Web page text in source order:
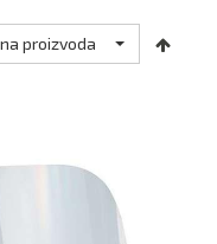
proizvoda